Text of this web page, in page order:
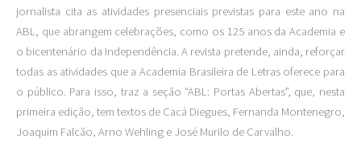
jornalista cita as atividades presenciais previstas para este ano na
ABL, que abrangem celebrações, como os 125 anos da Academia e
o bicentenário da Independência. A revista pretende, ainda, reforçar
todas as atividades que a Academia Brasileira de Letras oferece para
o público. Para isso, traz a seção “ABL: Portas Abertas”, que, nesta
primeira edição, tem textos de Cacá Diegues, Fernanda Montenegro,
Joaquim Falcão, Arno Wehling e José Murilo de Carvalho.